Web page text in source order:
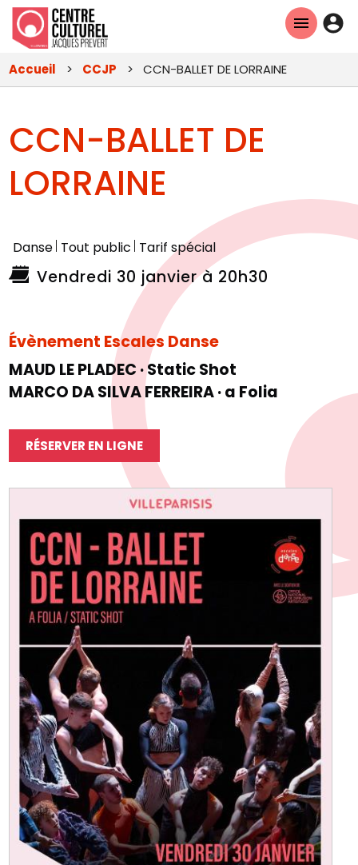
principal
En-
Accueil CCJP CCN-BALLET DE LORRAINE
CCN-BALLET DE
LORRAINE
Danse Tout public Tarif spécial
Vendredi 30 janvier à 20h30
Évènement Escales Danse
MAUD LE PLADEC · Static Shot
MARCO DA SILVA FERREIRA · a Folia
RÉSERVER EN LIGNE